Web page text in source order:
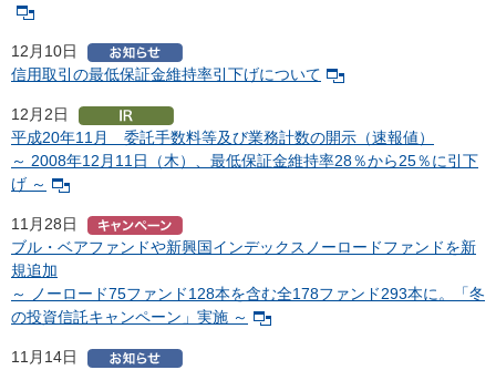
12月10日
信用取引の最低保証金維持率引下げについて
12月2日
平成20年11月 委託手数料等及び業務計数の開示（速報値）
～ 2008年12月11日（木）、最低保証金維持率28％から25％に引下
げ ～
11月28日
ブル・ベアファンドや新興国インデックスノーロードファンドを新
規追加
～ ノーロード75ファンド128本を含む全178ファンド293本に。「冬
の投資信託キャンペーン」実施 ～
11月14日